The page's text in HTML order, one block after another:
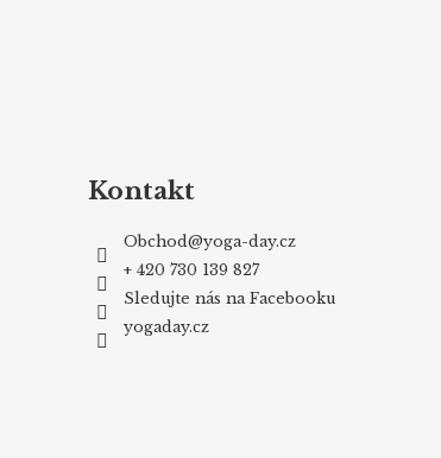
Kontakt
Obchod@yoga-day.cz
+ 420 730 139 827
Sledujte nás na Facebooku
yogaday.cz